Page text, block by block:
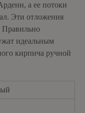
а ее потоки
Эти отложения
Правильно
идеальным
кирпича ручной